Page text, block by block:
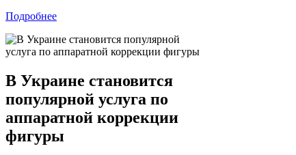
Подробнее
В Украине становится
популярной услуга по
аппаратной коррекции
фигуры